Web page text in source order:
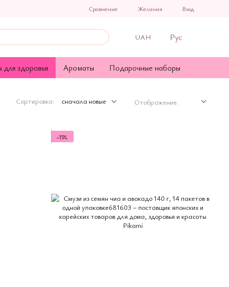
Сравнение Желания Вход
UAH Рус
здоровья Ароматы Подарочные наборы
Сортировка: сначала новые Отображение:
−15%